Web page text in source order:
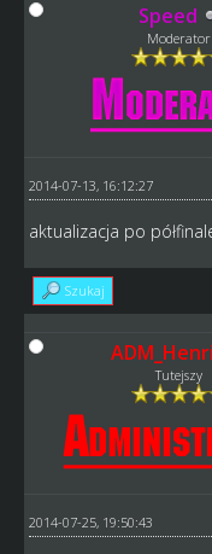
Speed
Moderator
2014-07-13, 16:12:27
aktualizacja po
Szukaj
Tutejszy
2014-07-25, 19:50:43